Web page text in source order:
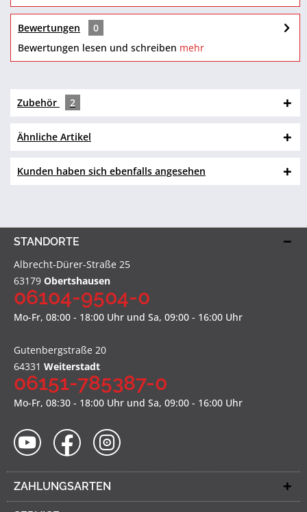
Bewertungen
0
Bewertungen lesen und schreiben mehr
Zubehör 2
Ähnliche Artikel
Kunden haben sich ebenfalls angesehen
STANDORTE
Albrecht-Dürer-Straße 25
63179 Obertshausen
06104-9504-0
Mo-Fr, 08:00 - 18:00 Uhr und Sa, 09:00 - 16:00 Uhr
Gutenbergstraße 20
64331 Weiterstadt
06151-785387-0
Mo-Fr, 08:30 - 18:00 Uhr und Sa, 09:00 - 16:00 Uhr
ZAHLUNGSARTEN